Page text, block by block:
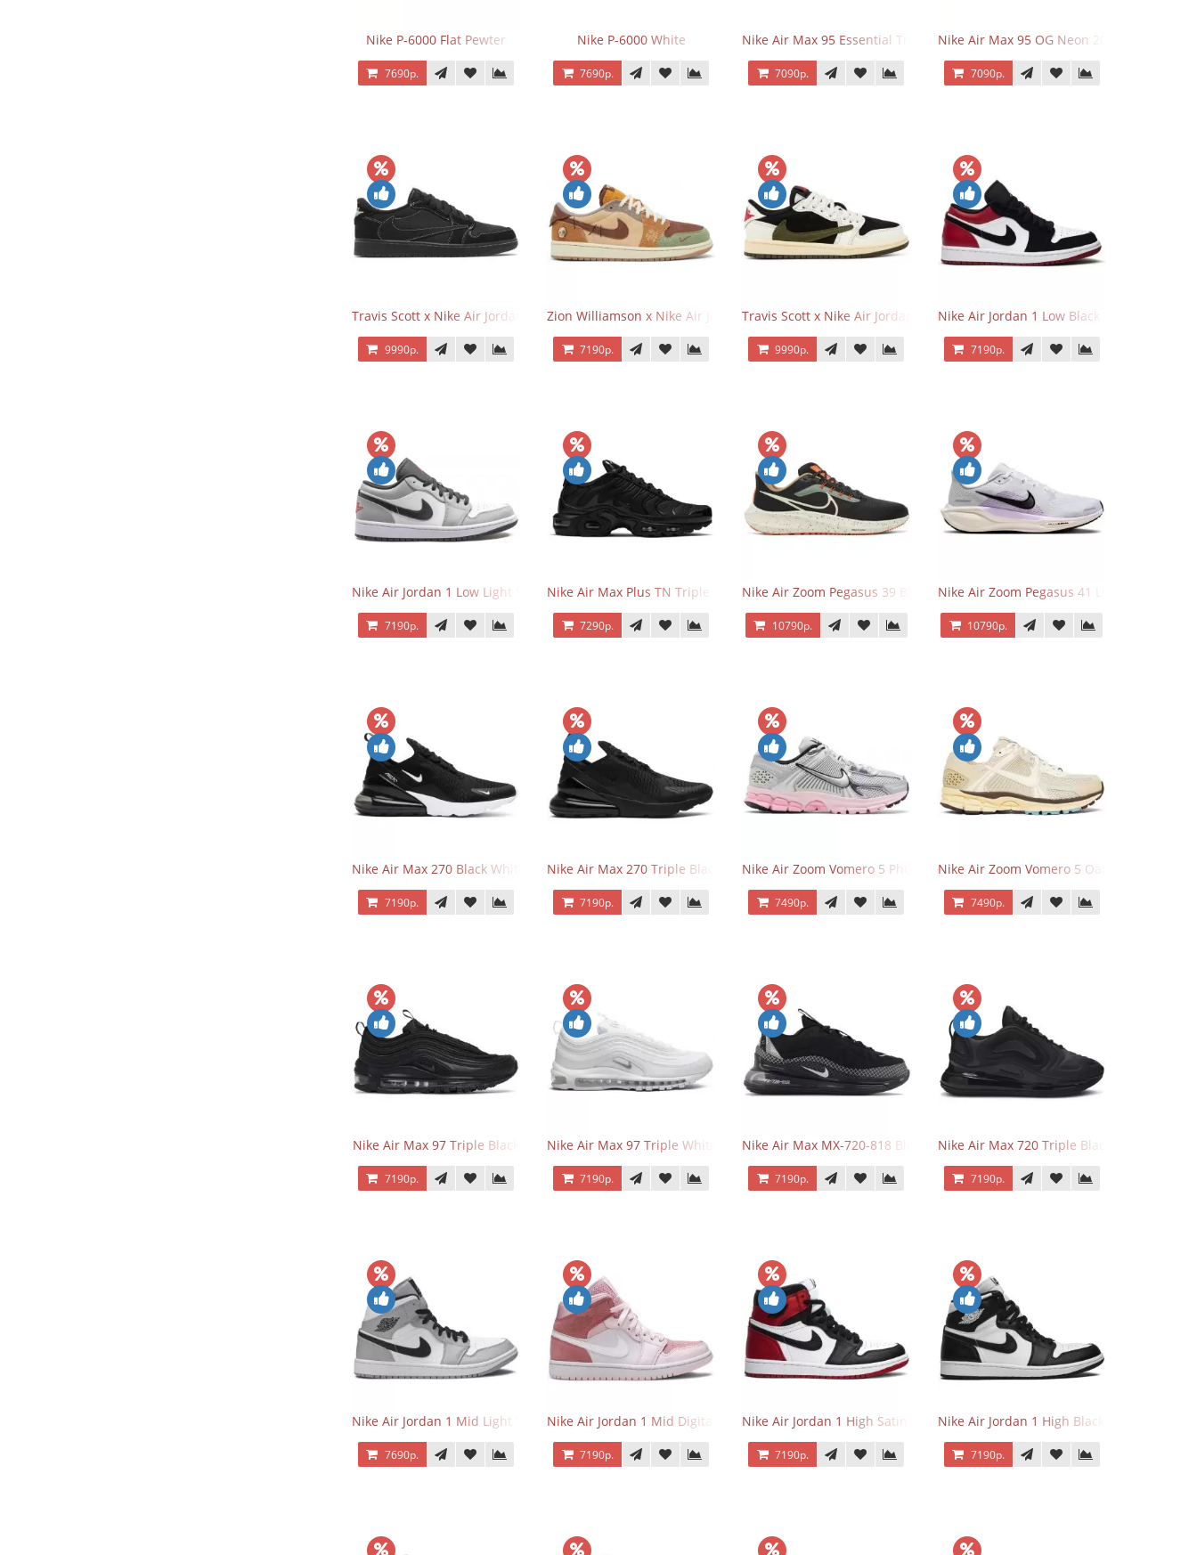
Nike P-6000 Flat Pewter
7690р.
Nike P-6000 White
7690р.
Nike Air Max 95 Essential Triple Black
7090р.
Nike Air Max 95 OG Neon 2025
7090р.
Travis Scott x Nike Air Jordan 1 Retro Low OG SP Black Phantom
9990р.
Zion Williamson x Nike Air Jordan 1 Retro Low OG Voodoo
7190р.
Travis Scott x Nike Air Jordan 1 Retro Low OG SP Olive
9990р.
Nike Air Jordan 1 Low Black Toe
7190р.
Nike Air Jordan 1 Low Light Smoke Grey
7190р.
Nike Air Max Plus TN Triple Black
7290р.
Nike Air Zoom Pegasus 39 Black White Orange
10790р.
Nike Air Zoom Pegasus 41 Lilac Bloom
10790р.
Nike Air Max 270 Black White
7190р.
Nike Air Max 270 Triple Black
7190р.
Nike Air Zoom Vomero 5 Photon Dust Pink Foam
7490р.
Nike Air Zoom Vomero 5 Oatmeal
7490р.
Nike Air Max 97 Triple Black
7190р.
Nike Air Max 97 Triple White
7190р.
Nike Air Max MX-720-818 Black
7190р.
Nike Air Max 720 Triple Black
7190р.
Nike Air Jordan 1 Mid Light Smoke Grey
7690р.
Nike Air Jordan 1 Mid Digital Pink
7190р.
Nike Air Jordan 1 High Satin Black Toe
7190р.
Nike Air Jordan 1 High Black White
7190р.